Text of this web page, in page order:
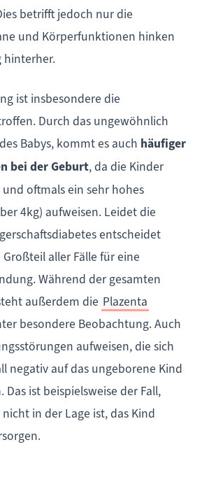
betrifft jedoch nur die
und Körperfunktionen hinken
hinterher.
ist insbesondere die
Durch das ungewöhnlich
Babys, kommt es auch häufiger
bei der Geburt, da die Kinder
oftmals ein sehr hohes
4kg) aufweisen. Leidet die
entscheidet
aller Fälle für eine
Während der gesamten
außerdem die Plazenta
besondere Beobachtung. Auch
aufweisen, die sich
negativ auf das ungeborene Kind
ist beispielsweise der Fall,
in der Lage ist, das Kind